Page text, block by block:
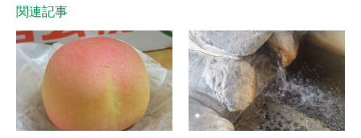
関連記事